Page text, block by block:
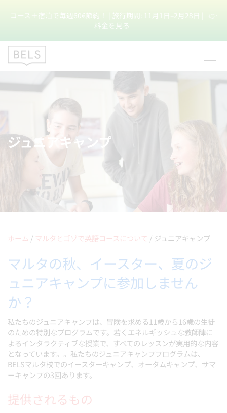
コース＋宿泊で毎週60€節約！ | 旅行期間: 11月1日–2月28日 |
👉
料金を見る
ジュニアキャンプ
ホーム / マルタとゴゾで英語コースについて / ジュニアキャンプ
マルタの秋、イースター、夏のジ
ュニアキャンプに参加しません
か？
私たちのジュニアキャンプは、冒険を求める11歳から16歳の生徒
のための特別なプログラムです。若くエネルギッシュな教師陣に
よるインタラクティブな授業で、すべてのレッスンが実用的な内容
となっています。。私たちのジュニアキャンププログラムは、
BELSマルタ校でのイースターキャンプ、オータムキャンプ、サマ
ーキャンプの3回あります。
提供されるもの